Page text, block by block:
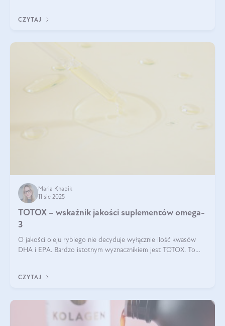
CZYTAJ
Maria Knapik
11 sie 2025
TOTOX – wskaźnik jakości suplementów omega-
3
O jakości oleju rybiego nie decyduje wyłącznie ilość kwasów
DHA i EPA. Bardzo istotnym wyznacznikiem jest TOTOX. To
CZYTAJ